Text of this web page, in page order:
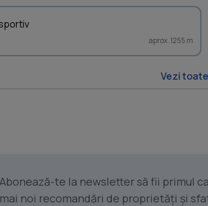
aprox. 1255 m
Vezi
Abonează-te la newsletter să fii primul
mai noi recomandări de proprietăți și